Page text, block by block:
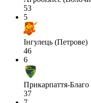
53
5
Інгулець (Петрове)
46
6
Прикарпаття-Благо
37